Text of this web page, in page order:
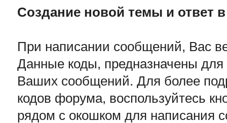
Создание новой темы и ответ
При написании сообщений, Вас
Данные коды, предназначены для
Ваших сообщений. Для более
кодов форума, воспользуйтесь
рядом с окошком для написания